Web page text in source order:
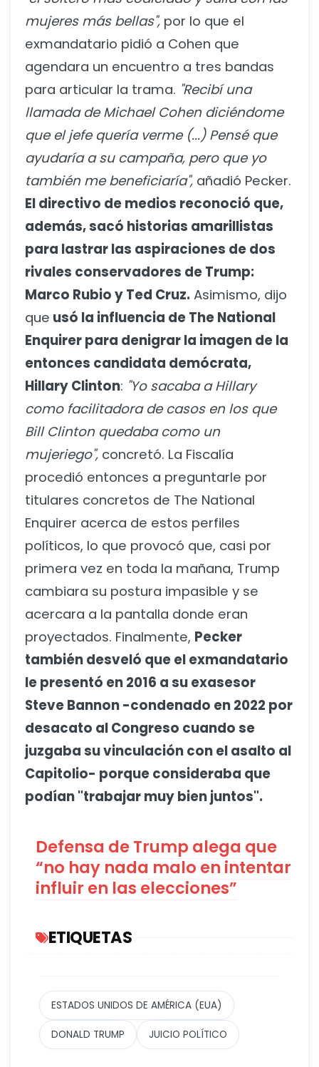
mujeres más bellas", por lo que el
exmandatario pidió a Cohen que
agendara un encuentro a tres bandas
para articular la trama. "Recibí una
llamada de Michael Cohen diciéndome
que el jefe quería verme (...) Pensé que
ayudaría a su campaña, pero que yo
también me beneficiaría", añadió Pecker.
El directivo de medios reconoció que,
además, sacó historias amarillistas
para lastrar las aspiraciones de dos
rivales conservadores de Trump:
Marco Rubio y Ted Cruz. Asimismo, dijo
que usó la influencia de The National
Enquirer para denigrar la imagen de la
entonces candidata demócrata,
Hillary Clinton: "Yo sacaba a Hillary
como facilitadora de casos en los que
Bill Clinton quedaba como un
mujeriego", concretó. La Fiscalía
procedió entonces a preguntarle por
titulares concretos de The National
Enquirer acerca de estos perfiles
políticos, lo que provocó que, casi por
primera vez en toda la mañana, Trump
cambiara su postura impasible y se
acercara a la pantalla donde eran
proyectados. Finalmente, Pecker
también desveló que el exmandatario
le presentó en 2016 a su exasesor
Steve Bannon -condenado en 2022 por
desacato al Congreso cuando se
juzgaba su vinculación con el asalto al
Capitolio- porque consideraba que
podían "trabajar muy bien juntos".
Defensa de Trump alega que
“no hay nada malo en intentar
influir en las elecciones”
ETIQUETAS
ESTADOS UNIDOS DE AMÉRICA (EUA)
DONALD TRUMP JUICIO POLÍTICO